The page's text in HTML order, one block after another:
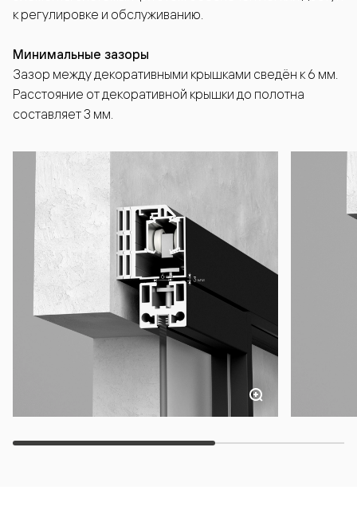
к регулировке и обслуживанию.
Минимальные зазоры
Зазор между декоративными крышками сведён к 6 мм.
Расстояние от декоративной крышки до полотна
составляет 3 мм.